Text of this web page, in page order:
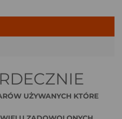
UŻYWANYCH KTÓRE